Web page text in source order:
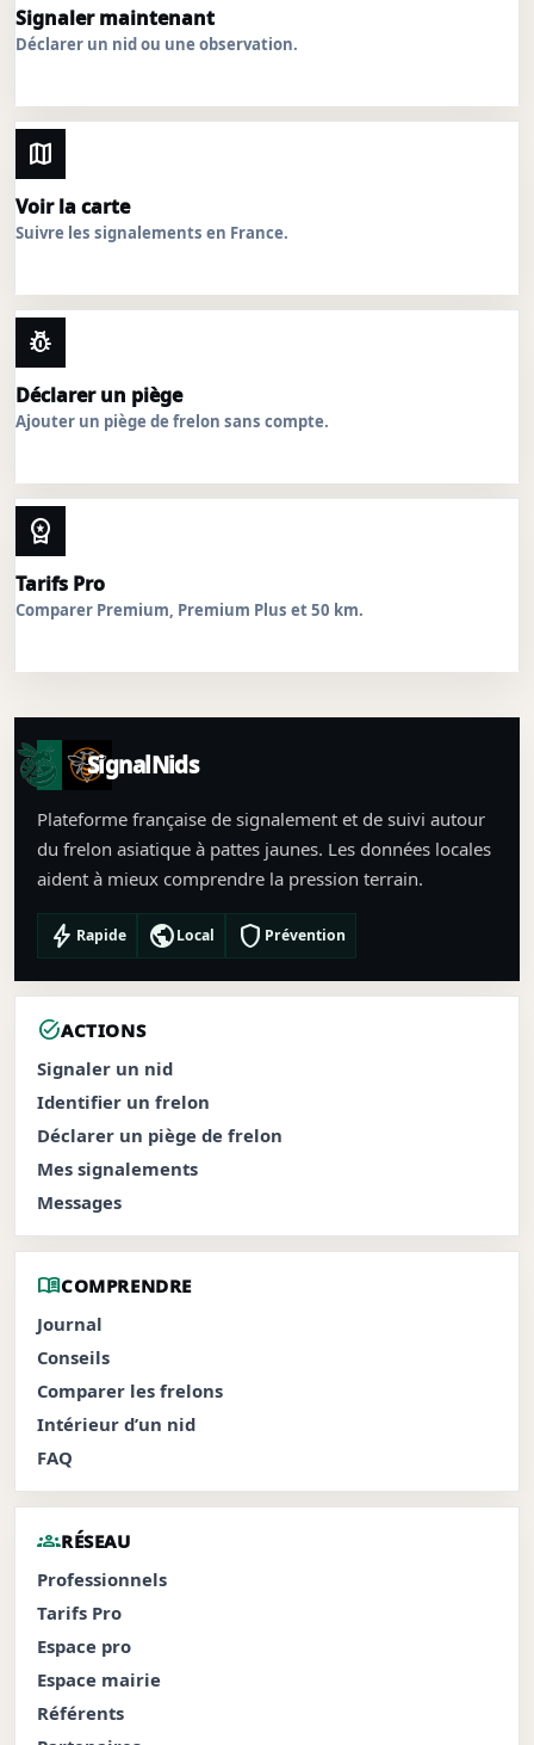
Signaler maintenant
Déclarer un nid ou une observation.
map
Voir la carte
Suivre les signalements en France.
pest_control
Déclarer un piège
Ajouter un piège de frelon sans compte.
workspace_premium
Tarifs Pro
Comparer Premium, Premium Plus et 50 km.
SignalNids
Plateforme française de signalement et de suivi autour
du frelon asiatique à pattes jaunes. Les données locales
aident à mieux comprendre la pression terrain.
bolt Rapide publicLocal shield Prévention
task_altACTIONS
Signaler un nid
Identifier un frelon
Déclarer un piège de frelon
Mes signalements
Messages
menu_bookCOMPRENDRE
Journal
Conseils
Comparer les frelons
Intérieur d’un nid
FAQ
groupsRÉSEAU
Professionnels
Tarifs Pro
Espace pro
Espace mairie
Référents